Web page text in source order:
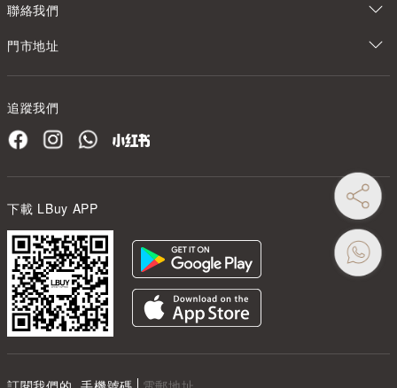
聯絡我們
門市地址
追蹤我們
下載 LBuy APP